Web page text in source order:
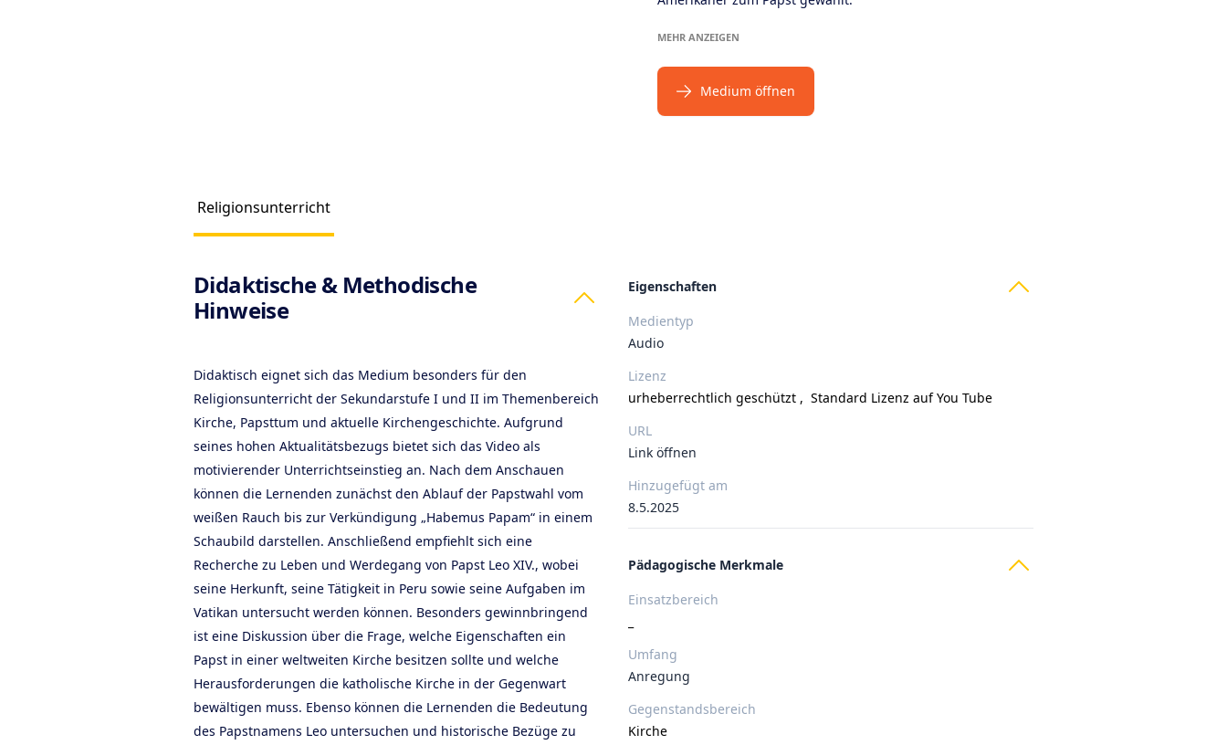
MEHR ANZEIGEN
Medium öffnen
Religionsunterricht
Products
Didaktische & Methodische
Hinweise
Didaktisch eignet sich das Medium besonders für den
Religionsunterricht der Sekundarstufe I und II im Themenbereich
Kirche, Papsttum und aktuelle Kirchengeschichte. Aufgrund
seines hohen Aktualitätsbezugs bietet sich das Video als
motivierender Unterrichtseinstieg an. Nach dem Anschauen
können die Lernenden zunächst den Ablauf der Papstwahl vom
weißen Rauch bis zur Verkündigung „Habemus Papam“ in einem
Schaubild darstellen. Anschließend empfiehlt sich eine
Recherche zu Leben und Werdegang von Papst Leo XIV., wobei
seine Herkunft, seine Tätigkeit in Peru sowie seine Aufgaben im
Vatikan untersucht werden können. Besonders gewinnbringend
ist eine Diskussion über die Frage, welche Eigenschaften ein
Papst in einer weltweiten Kirche besitzen sollte und welche
Herausforderungen die katholische Kirche in der Gegenwart
bewältigen muss. Ebenso können die Lernenden die Bedeutung
des Papstnamens Leo untersuchen und historische Bezüge zu
Eigenschaften
Medientyp
Audio
Lizenz
urheberrechtlich geschützt , Standard Lizenz auf You Tube
URL
Link öffnen
Hinzugefügt am
8.5.2025
Pädagogische Merkmale
Einsatzbereich
Umfang
Anregung
Gegenstandsbereich
Kirche